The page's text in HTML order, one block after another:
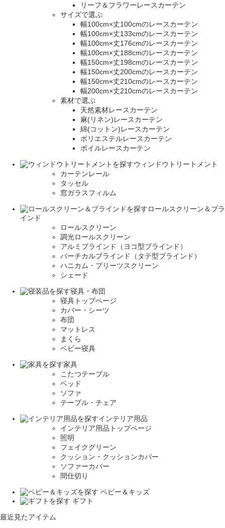
リーフ＆フラワーレースカーテン
サイズで選ぶ
幅100cm×丈100cmのレースカーテン
幅100cm×丈133cmのレースカーテン
幅100cm×丈176cmのレースカーテン
幅100cm×丈188cmのレースカーテン
幅150cm×丈198cmのレースカーテン
幅150cm×丈200cmのレースカーテン
幅150cm×丈210cmのレースカーテン
幅200cm×丈210cmのレースカーテン
素材で選ぶ
天然素材レースカーテン
麻(リネン)レースカーテン
綿(コットン)レースカーテン
ポリエステルレースカーテン
ボイルレースカーテン
ウィンドウトリートメント
カーテンレール
タッセル
窓ガラスフィルム
ロールスクリーン＆ブラ
インド
ロールスクリーン
調光ロールスクリーン
アルミブラインド（ヨコ型ブラインド）
バーチカルブラインド（タテ型ブラインド）
ハニカム・プリーツスクリーン
シェード
寝具・布団
寝具トップページ
カバー・シーツ
布団
マットレス
まくら
ベビー寝具
家具
こたつテーブル
ベッド
ソファ
テーブル・チェア
インテリア用品
インテリア用品トップページ
照明
フェイクグリーン
クッション・クッションカバー
ソファーカバー
間仕切り
ベビー＆キッズ
ギフト
最近見たアイテム